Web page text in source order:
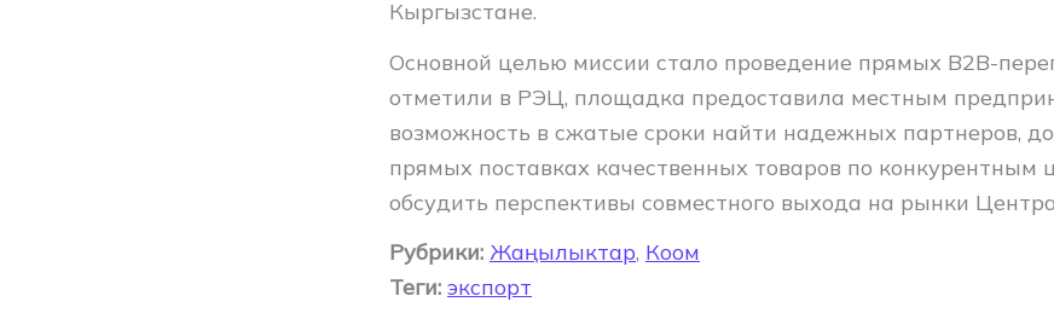
Кыргызстане.
Основной целью миссии стало проведение прямых B2B-
отметили в РЭЦ, площадка предоставила местным
возможность в сжатые сроки найти надежных партнеров,
прямых поставках качественных товаров по конкурентным
обсудить перспективы совместного выхода на рынки
Рубрики: Жаңылыктар, Коом
Теги: экспорт